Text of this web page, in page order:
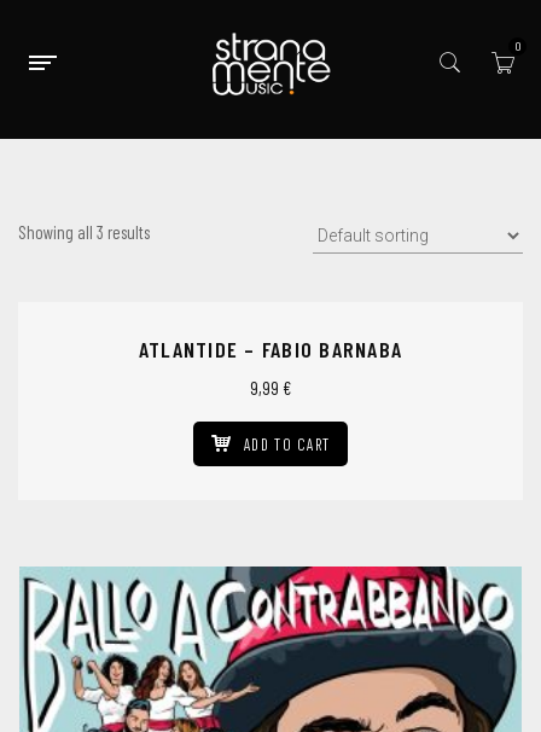
0
Showing all 3 results
ATLANTIDE – FABIO BARNABA
9,99 €
ADD TO CART